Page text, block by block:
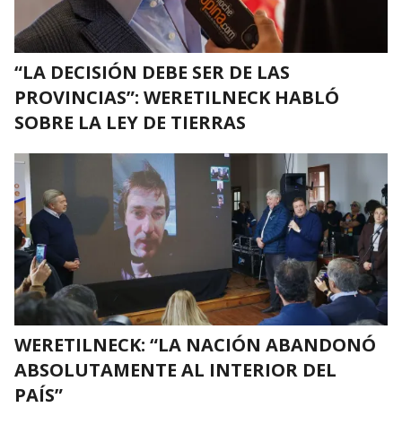
“LA DECISIÓN DEBE SER DE LAS
PROVINCIAS”: WERETILNECK HABLÓ
SOBRE LA LEY DE TIERRAS
WERETILNECK: “LA NACIÓN ABANDONÓ
ABSOLUTAMENTE AL INTERIOR DEL
PAÍS”